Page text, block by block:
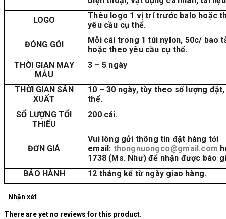
LOGO
Thêu logo 1 vị trí trước balo hoặc
yêu cầu cụ thể.
ĐÓNG GÓI
Mỗi cái trong 1 túi nylon, 50c/ bao
hoặc theo yêu cầu cụ thể.
THỜI GIAN MAY
MẪU
3 – 5 ngày
THỜI GIAN SẢN
XUẤT
10 – 30 ngày, tùy theo số lượng
thể.
SỐ LƯỢNG TỐI
THIỂU
200 cái.
ĐƠN GIÁ
Vui lòng gửi thông tin đặt hàng tới
email: thongnuongco@gmail.com
1738 (Ms. Như) để nhận được báo
BẢO HÀNH
12 tháng kể từ ngày giao hàng.
Nhận xét
There are yet no reviews for this product.